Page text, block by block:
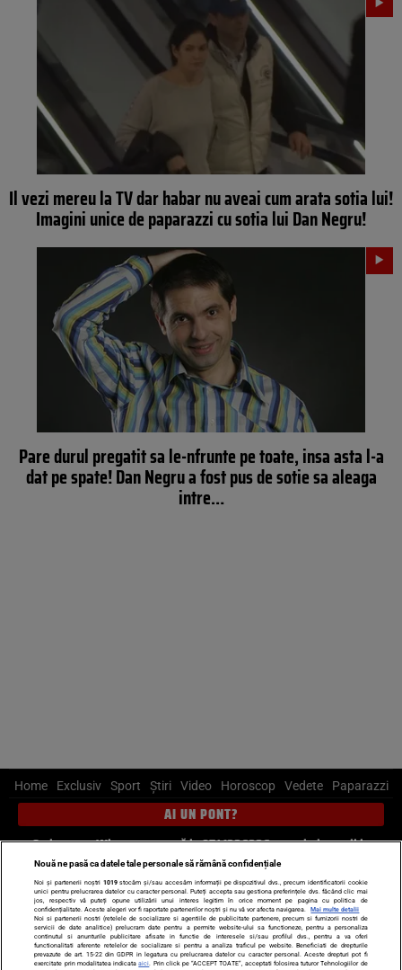
Il vezi mereu la TV dar habar nu aveai cum arata sotia lui!
Imagini unice de paparazzi cu sotia lui Dan Negru!
Pare durul pregatit sa le-nfrunte pe toate, insa asta l-a
dat pe spate! Dan Negru a fost pus de sotie sa aleaga
intre…
Home Exclusiv Sport Știri Video Horoscop Vedete Paparazzi
AI UN PONT?
Scrie-ne pe Whatsapp, sună la 0741226226 sau trimite mail la
pont@cancan.ro
Știri interne Știri externe
Politică
Ultimele stiri
Diete Insula Iubirii Dictionar de vise
LIFE STYLE
Horoscop
Nouă ne pasă ca datele tale personale să rămână confidențiale
Noi și partenerii noștri 1019stocăm și/sau accesăm informații pe dispozitivul dvs., precum identificatorii cookie
unici pentru prelucrarea datelor cu caracter personal. Puteți accepta sau gestiona preferințele dvs. făcând clic mai
jos, respectiv vă puteți opune utilizării unui interes legitim în orice moment pe pagina cu politica de
confidențialitate. Aceste alegeri vor fi raportate partenerilor noștri și nu vă vor afecta navigarea.
Mai multe detalii
Noi si partenerii nostri (retelele de socializare si agentiile de publicitate partenere, precum si furnizorii nostri de
servicii de date analitice) prelucram date pentru a permite website-ului sa functioneze, pentru a personaliza
continutul si anunturile publicitare afisate in functie de interesele si/sau profilul dvs., pentru a va oferi
functionalitati aferente retelelor de socializare si pentru a analiza traficul pe website. Beneficiati de drepturile
prevazute de art. 15-22 din GDPR in legatura cu prelucrarea datelor cu caracter personal. Aceste drepturi pot fi
exercitate prin modalitatea indicataaici . Prin click pe “ACCEPT TOATE”, acceptati folosirea tuturor Tehnologiilor de